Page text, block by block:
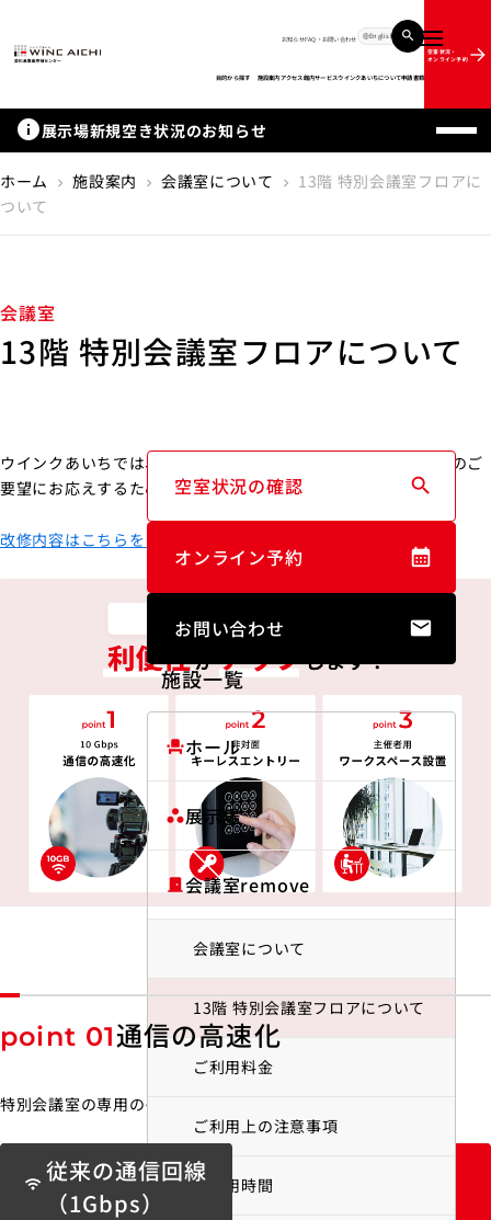
メニュー
お知らせFAQ・お問い合わせ English
目的から探す 施設案内アクセス館内サービスウインクあいちについて申請書類
空室状況・
オンライン予約
info展示場新規空き状況のお知らせ
ホーム chevron_right 施設案内 chevron_right 会議室について chevron_right
13階 特別会議室フロアに
ついて
会議室
13階 特別会議室フロアについて
ウインクあいちでは、「もっと快適に使いたい」というお客様のご
要望にお応えするため、3つの設備改修を実施いたします。
改修内容はこちらをご確認ください！
point 01通信の高速化
特別会議室の専用のインターネット回線を整備いたします。
従来の通信回線
（1Gbps）
空室状況の確認
オンライン予約
お問い合わせ
施設一覧
event_seatホール
workspaces展示場
door_front会議室
会議室について
13階 特別会議室フロアについて
ご利用料金
ご利用上の注意事項
ご利用時間